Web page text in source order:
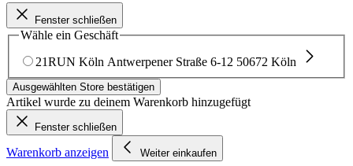
Fenster schließen
Wähle ein Geschäft
21RUN Köln Antwerpener Straße 6-12 50672 Köln
Ausgewählten Store bestätigen
Artikel wurde zu deinem Warenkorb hinzugefügt
Fenster schließen
Warenkorb anzeigen Weiter einkaufen